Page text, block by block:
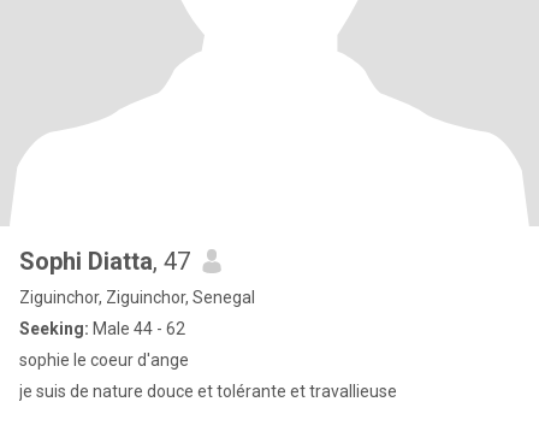
Sophi Diatta, 47
Ziguinchor, Ziguinchor, Senegal
Seeking: Male 44 - 62
sophie le coeur d'ange
je suis de nature douce et tolérante et travallieuse